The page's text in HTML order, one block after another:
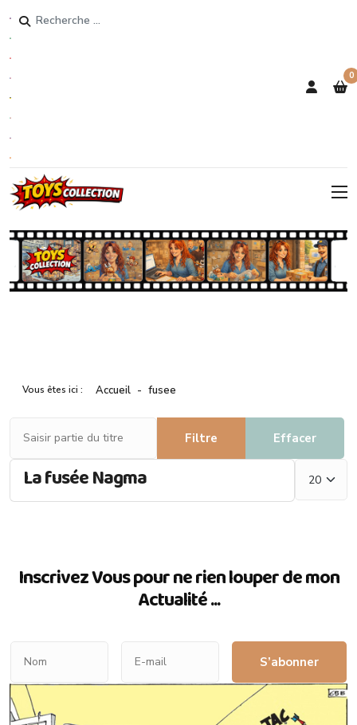
Rechercher
0
Vous êtes ici : Accueil fusee
Filtre Effacer
La fusée Nagma
Inscrivez Vous pour ne rien louper de mon
Actualité ...
S’abonner